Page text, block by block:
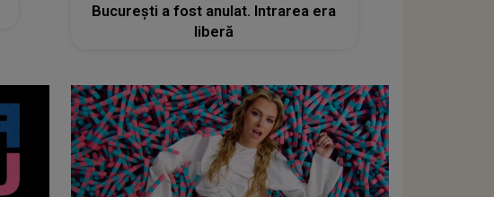
Bucureşti a fost anulat. Intrarea era
liberă